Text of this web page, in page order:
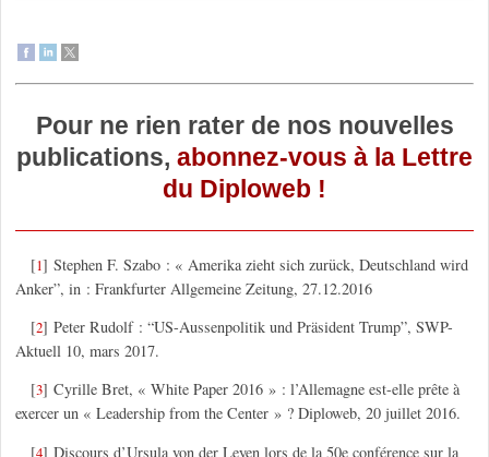
Pour ne rien rater de nos nouvelles
publications, abonnez-vous à la Lettre
du Diploweb !
[1]Stephen F. Szabo : « Amerika zieht sich zurück, Deutschland wird
Anker”, in : Frankfurter Allgemeine Zeitung, 27.12.2016
[2]Peter Rudolf : “US-Aussenpolitik und Präsident Trump”, SWP-
Aktuell 10, mars 2017.
[3]Cyrille Bret, « White Paper 2016 » : l’Allemagne est-elle prête à
exercer un « Leadership from the Center » ? Diploweb, 20 juillet 2016.
[4]Discours d’Ursula von der Leyen lors de la 50e conférence sur la